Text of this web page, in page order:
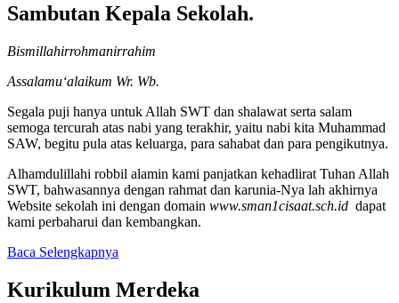
Sambutan Kepala Sekolah.
Bismillahirrohmanirrahim
Assalamu‘alaikum Wr. Wb.
Segala puji hanya untuk Allah SWT dan shalawat serta salam
semoga tercurah atas nabi yang terakhir, yaitu nabi kita Muhammad
SAW, begitu pula atas keluarga, para sahabat dan para pengikutnya.
Alhamdulillahi robbil alamin kami panjatkan kehadlirat Tuhan Allah
SWT, bahwasannya dengan rahmat dan karunia-Nya lah akhirnya
Website sekolah ini dengan domain www.sman1cisaat.sch.id dapat
kami perbaharui dan kembangkan.
Baca Selengkapnya
Kurikulum Merdeka